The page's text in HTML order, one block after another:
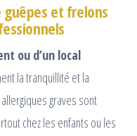
guêpes et frelons
ou d’un local
la tranquillité et la
graves sont
chez les enfants ou les